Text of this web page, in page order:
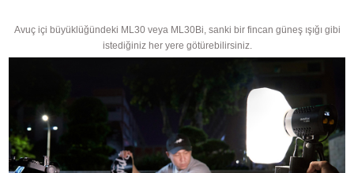
Avuç içi büyüklüğündeki ML30 veya ML30Bi, sanki bir fincan güneş ışığı gibi
istediğiniz her yere götürebilirsiniz.